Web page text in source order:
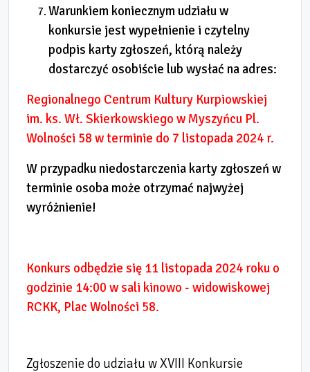
Warunkiem koniecznym udziału w
konkursie jest wypełnienie i czytelny
podpis karty zgłoszeń, którą należy
dostarczyć osobiście lub wysłać na adres:
Regionalnego Centrum Kultury Kurpiowskiej
im. ks. Wł. Skierkowskiego w Myszyńcu Pl.
Wolności 58 w terminie do 7 listopada 2024 r.
W przypadku niedostarczenia karty zgłoszeń w
terminie osoba może otrzymać najwyżej
wyróżnienie!
Konkurs odbędzie się 11 listopada 2024 roku o
godzinie 14:00 w sali kinowo - widowiskowej
RCKK, Plac Wolności 58.
Zgłoszenie do udziału w XVIII Konkursie